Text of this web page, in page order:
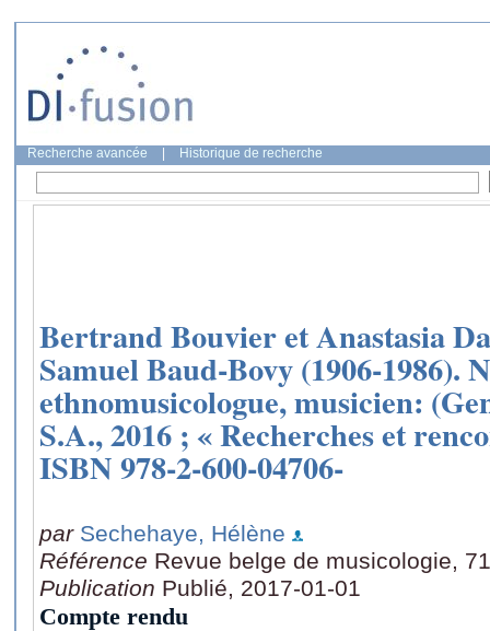
Recherche avancée Historique de recherche
Bertrand Bouvier et Anastasia
Samuel Baud-Bovy (1906-1986).
ethnomusicologue, musicien:
S.A., 2016 ; « Recherches et
ISBN 978-2-600-04706-
par Sechehaye, Hélène
Référence Revue belge de musicologie, 71
Publication Publié, 2017-01-01
Compte rendu